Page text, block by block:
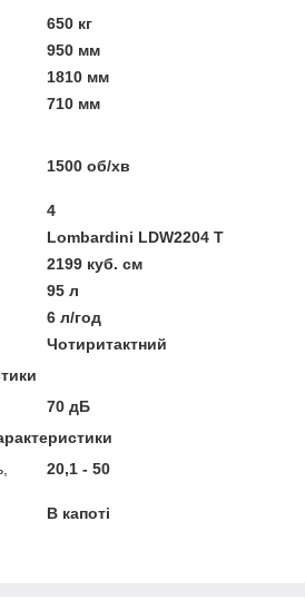
650 кг
950 мм
1810 мм
710 мм
1500 об/хв
4
Lombardini LDW2204 Т
2199 куб. см
95 л
6 л/год
Чотиритактний
70 дБ
20,1 - 50
В капоті